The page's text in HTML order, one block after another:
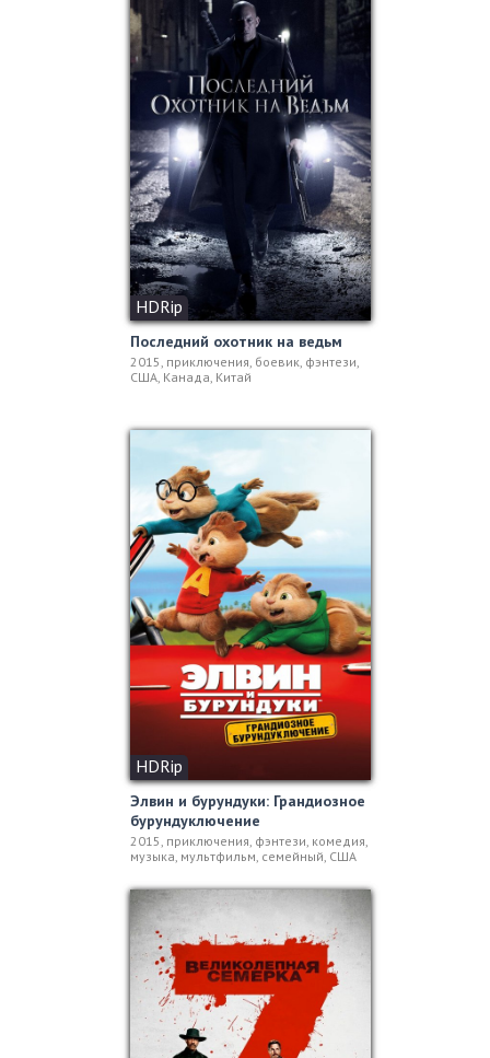
HDRip
Последний охотник на ведьм
2015, приключения, боевик, фэнтези,
США, Канада, Китай
HDRip
Элвин и бурундуки: Грандиозное
бурундуключение
2015, приключения, фэнтези, комедия,
музыка, мультфильм, семейный, США